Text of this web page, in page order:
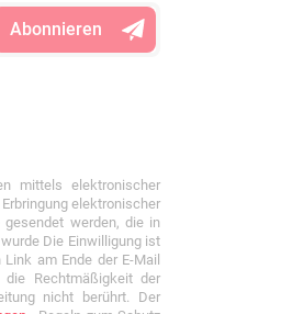
mittels elektronischer
elektronischer
gesendet werden, die in
Die Einwilligung ist
am Ende der E-Mail
Rechtmäßigkeit der
nicht berührt. Der